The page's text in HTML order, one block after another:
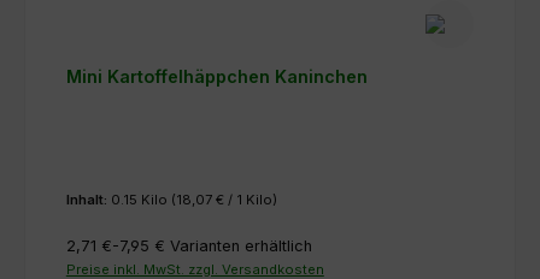
Mini Kartoffelhäppchen Kaninchen
Inhalt: 0.15 Kilo (18,07 € / 1 Kilo)
2,71 €-7,95 € Varianten erhältlich
Preise inkl. MwSt. zzgl. Versandkosten